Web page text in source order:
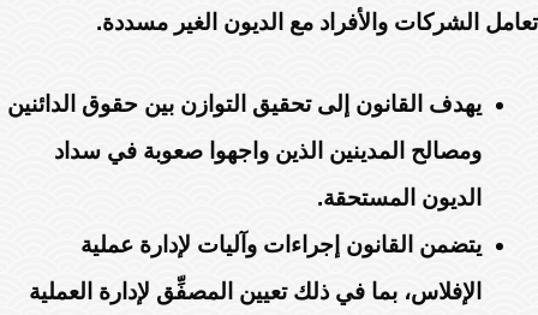
تعامل الشركات والأفراد مع الديون الغير مسددة.
يهدف القانون إلى تحقيق التوازن بين حقوق الدائنين
ومصالح المدينين الذين واجهوا صعوبة في سداد
الديون المستحقة.
يتضمن القانون إجراءات وآليات لإدارة عملية
الإفلاس، بما في ذلك تعيين المصفِّق لإدارة العملية